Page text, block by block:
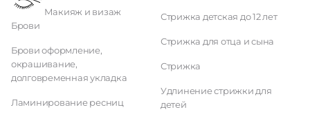
Макияж и визаж
Брови
Брови оформление,
окрашивание,
долговременная укладка
Ламинирование ресниц
Стрижка детская до 12 лет
Стрижка для отца и сына
Стрижка
Удлинение стрижки для
детей